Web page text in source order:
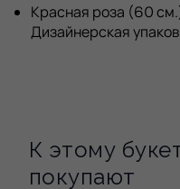
Красная роза (60
Дизайнерская
К этому
покупают